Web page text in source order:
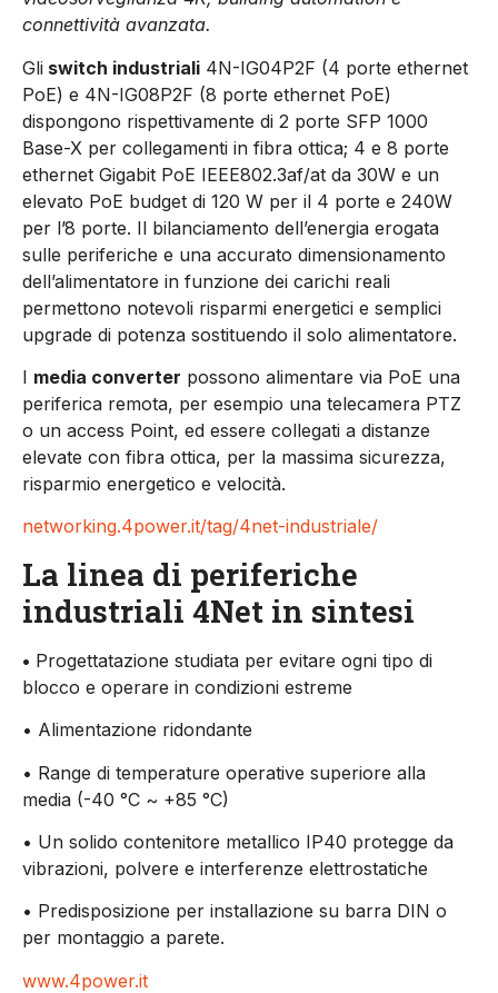
connettività avanzata.
Gli switch industriali 4N-IG04P2F (4 porte ethernet
PoE) e 4N-IG08P2F (8 porte ethernet PoE)
dispongono rispettivamente di 2 porte SFP 1000
Base-X per collegamenti in fibra ottica; 4 e 8 porte
ethernet Gigabit PoE IEEE802.3af/at da 30W e un
elevato PoE budget di 120 W per il 4 porte e 240W
per l’8 porte. Il bilanciamento dell’energia erogata
sulle periferiche e una accurato dimensionamento
dell’alimentatore in funzione dei carichi reali
permettono notevoli risparmi energetici e semplici
upgrade di potenza sostituendo il solo alimentatore.
I media converter possono alimentare via PoE una
periferica remota, per esempio una telecamera PTZ
o un access Point, ed essere collegati a distanze
elevate con fibra ottica, per la massima sicurezza,
risparmio energetico e velocità.
networking.4power.it/tag/4net-industriale/
La linea di periferiche
industriali 4Net in sintesi
• Progettatazione studiata per evitare ogni tipo di
blocco e operare in condizioni estreme
• Alimentazione ridondante
• Range di temperature operative superiore alla
media (-40 °C ~ +85 °C)
• Un solido contenitore metallico IP40 protegge da
vibrazioni, polvere e interferenze elettrostatiche
• Predisposizione per installazione su barra DIN o
per montaggio a parete.
www.4power.it